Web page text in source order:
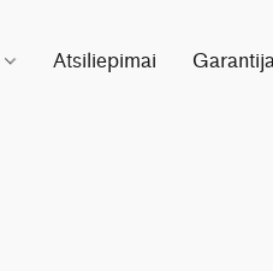
Atsiliepimai